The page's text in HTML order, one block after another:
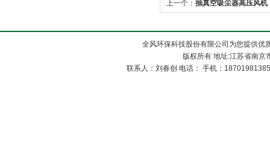
上一个： 抽真空吸尘器高压风机
全风环保科技股份有限公司为您提供优
版权所有 地址:江苏省南
联系人：刘春创 电话： 手机：